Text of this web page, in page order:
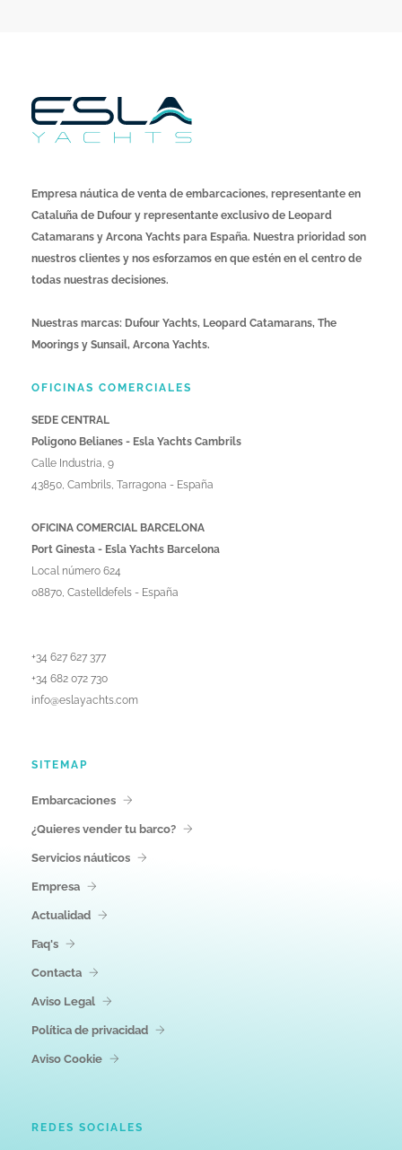
Empresa náutica de venta de embarcaciones, representante en
Cataluña de Dufour y representante exclusivo de Leopard
Catamarans y Arcona Yachts para España. Nuestra prioridad son
nuestros clientes y nos esforzamos en que estén en el centro de
todas nuestras decisiones.
Nuestras marcas: Dufour Yachts, Leopard Catamarans, The
Moorings y Sunsail, Arcona Yachts.
OFICINAS COMERCIALES
SEDE CENTRAL
Poligono Belianes - Esla Yachts Cambrils
Calle Industria, 9
43850, Cambrils, Tarragona - España
OFICINA COMERCIAL BARCELONA
Port Ginesta - Esla Yachts Barcelona
Local número 624
08870, Castelldefels - España
+34 627 627 377
+34 682 072 730
info@eslayachts.com
SITEMAP
Embarcaciones
¿Quieres vender tu barco?
Servicios náuticos
Empresa
Actualidad
Faq's
Contacta
Aviso Legal
Política de privacidad
Aviso Cookie
REDES SOCIALES